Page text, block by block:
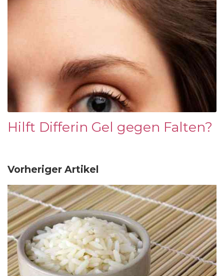
Hilft Differin Gel gegen Falten?
Vorheriger Artikel